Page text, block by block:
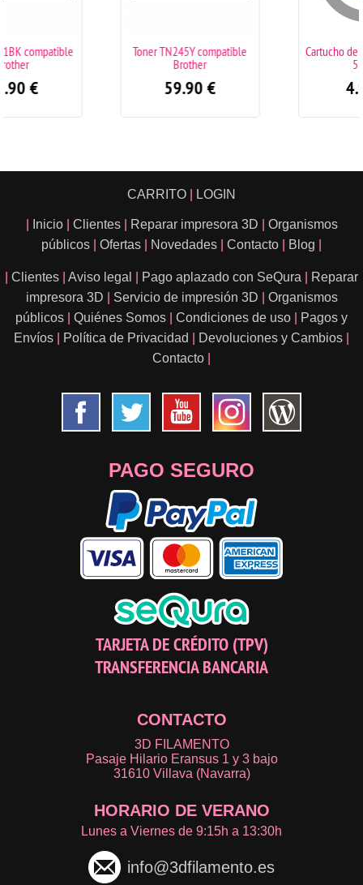
Toner TN245Y compatible
Cartucho de tinta negro CLI-
CARRITO LOGIN
Inicio Clientes Reparar impresora 3D
Organismos
públicos
Ofertas Novedades Contacto Blog
Clientes Aviso legal Pago aplazado con SeQura
Reparar
impresora 3D
Servicio de impresión 3D
Organismos
públicos
Quiénes Somos Condiciones de uso
Pagos y
Envíos
Política de Privacidad Devoluciones y Cambios
Contacto
PAGO SEGURO
TARJETA DE CRÉDITO (TPV)
TRANSFERENCIA BANCARIA
CONTACTO
3D FILAMENTO
Pasaje Hilario Eransus 1 y 3 bajo
31610 Villava (Navarra)
HORARIO DE VERANO
Lunes a Viernes de 9:15h a 13:30h
info@3dfilamento.es